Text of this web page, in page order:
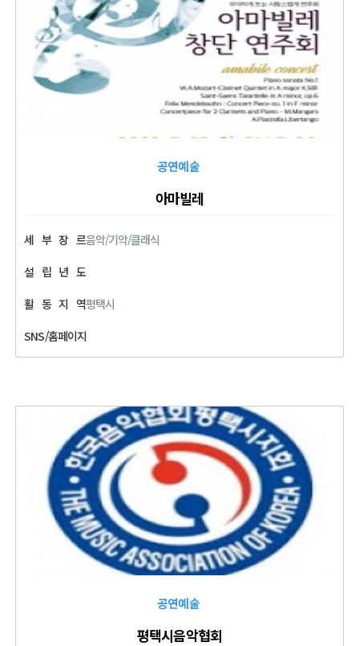
공연예술
아마빌레
세 부 장 르음악/기악/클래식
설 립 년 도
활 동 지 역평택시
SNS/홈페이지
공연예술
평택시음악협회